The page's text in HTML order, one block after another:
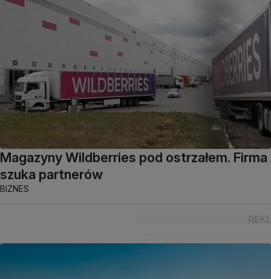
Magazyny Wildberries pod ostrzałem. Firma
szuka partnerów
BIZNES